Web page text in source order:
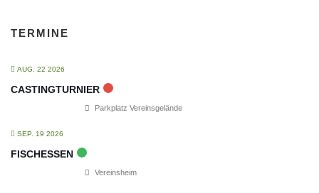
TERMINE
AUG. 22 2026
CASTINGTURNIER
Parkplatz Vereinsgelände
SEP. 19 2026
FISCHESSEN
Vereinsheim